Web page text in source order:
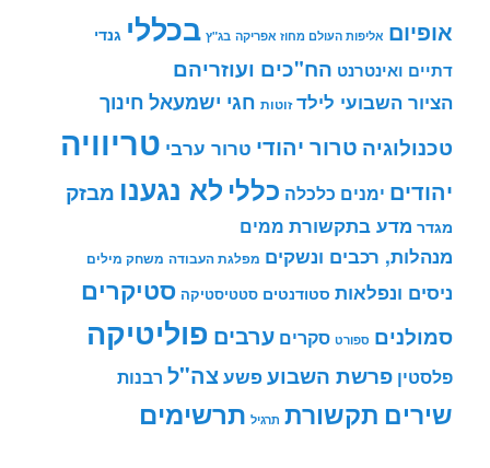
אופיום אליפות העולם מחוז אפריקה בג"ץ בכללי גנדי
דתיים ואינטרנט הח"כים ועוזריהם
הציור השבועי לילד זוטות חגי ישמעאל חינוך
טכנולוגיה טרור יהודי טרור ערבי טריוויה
יהודים ימנים כלכלה כללי לא נגענו מבזק
מגדר מדע בתקשורת ממים
מנהלות, רכבים ונשקים מפלגת העבודה משחק מילים
ניסים ונפלאות סטודנטים סטטיסטיקה סטיקרים
סמולנים ספורט סקרים ערבים פוליטיקה
פלסטין פרשת השבועפשעצה"ל רבנות
שירים תקשורת תרגיל תרשימים